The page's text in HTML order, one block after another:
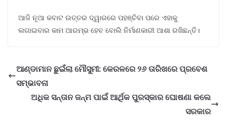
ଆଜି ନୂଆ କବାଟ ଉତ୍ତର ଦ୍ୱାରରେ ପହଞ୍ଚିବା ପରେ ଏହାକୁ
ଲଗାଇବାର କାମ ଆରମ୍ଭ ହେବ ବୋଲି ନିର୍ମାଣକାରୀ ଆଶା ରଖିଛନ୍ତି।
ଆଣ୍ଡାମାନ ଛୁଇଁଲା ମୌସୁମୀ: କେରଳରେ ୨୬ ତାରିଖରେ ପ୍ରବେଶ
ସମ୍ଭାବନା
ଅଧିକ ସନ୍ତାନ ଜନ୍ମ ପାଇଁ ଆର୍ଥିକ ପୁରସ୍କାର ଘୋଷଣା କଲେ
ସରକାର